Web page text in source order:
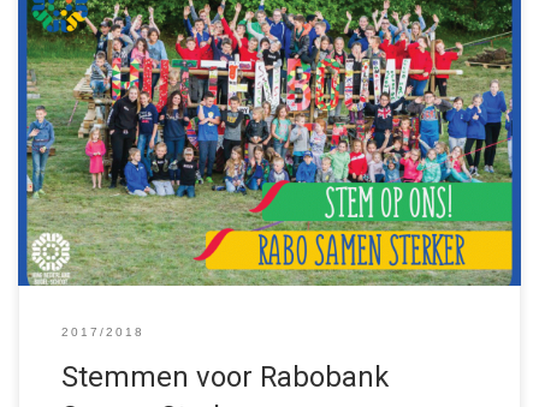
Net als voorgaande jaren doet Jong Nederland Budel-Schoot
weer mee aan Rabobank Samen Sterker. Dit jaar verdeelt de
Rabobank maar liefst 115.000 euro! Wij hebben uw stem hard
nodig, zodat we ook dit jaar weer activiteiten zoals het
Huttenbouwspektakel neer kunnen zetten. Stemmen kan van 3
t/m 17 oktober via […]
2017/2018
Stemmen voor Rabobank